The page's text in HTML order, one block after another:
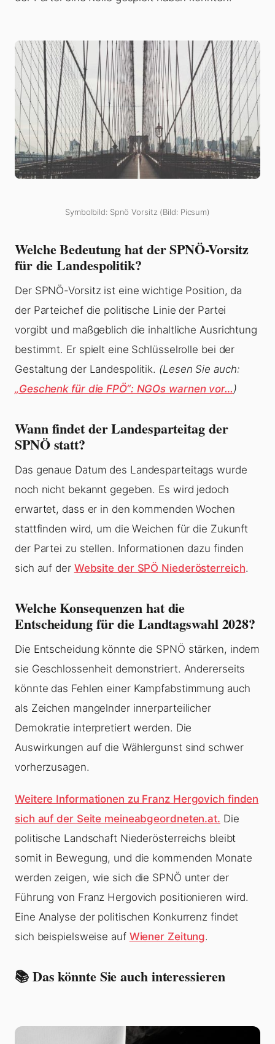
Symbolbild: Spnö Vorsitz (Bild: Picsum)
Welche Bedeutung hat der SPNÖ-Vorsitz
für die Landespolitik?
Der SPNÖ-Vorsitz ist eine wichtige Position, da
der Parteichef die politische Linie der Partei
vorgibt und maßgeblich die inhaltliche Ausrichtung
bestimmt. Er spielt eine Schlüsselrolle bei der
Gestaltung der Landespolitik. (Lesen Sie auch:
„Geschenk für die FPÖ“: NGOs warnen vor… )
Wann findet der Landesparteitag der
SPNÖ statt?
Das genaue Datum des Landesparteitags wurde
noch nicht bekannt gegeben. Es wird jedoch
erwartet, dass er in den kommenden Wochen
stattfinden wird, um die Weichen für die Zukunft
der Partei zu stellen. Informationen dazu finden
sich auf der Website der SPÖ Niederösterreich.
Welche Konsequenzen hat die
Entscheidung für die Landtagswahl 2028?
Die Entscheidung könnte die SPNÖ stärken, indem
sie Geschlossenheit demonstriert. Andererseits
könnte das Fehlen einer Kampfabstimmung auch
als Zeichen mangelnder innerparteilicher
Demokratie interpretiert werden. Die
Auswirkungen auf die Wählergunst sind schwer
vorherzusagen.
Weitere Informationen zu Franz Hergovich finden
sich auf der Seite meineabgeordneten.at. Die
politische Landschaft Niederösterreichs bleibt
somit in Bewegung, und die kommenden Monate
werden zeigen, wie sich die SPNÖ unter der
Führung von Franz Hergovich positionieren wird.
Eine Analyse der politischen Konkurrenz findet
sich beispielsweise auf Wiener Zeitung.
📚 Das könnte Sie auch interessieren